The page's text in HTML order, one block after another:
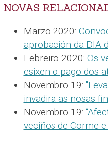
NOVAS
Marzo 2020:
aprobación da DIA
Febreiro 2020: Os
esixen o pago dos
Novembro 19:
invadira as nosas
Novembro 19:
veciños de Corme